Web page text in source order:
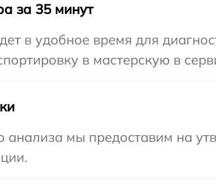
за 35 минут
в удобное время для
в мастерскую в
анализа мы предоставим на